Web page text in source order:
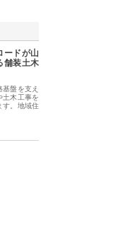
ードが山
舗装土木
盤を支え
土木工事を
す。地域住